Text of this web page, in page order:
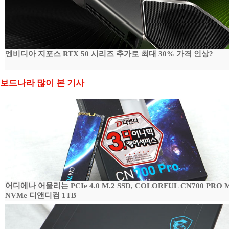
엔비디아 지포스 RTX 50 시리즈 추가로 최대 30% 가격 인상?
보드나라 많이 본 기사
어디에나 어울리는 PCIe 4.0 M.2 SSD, COLORFUL CN700 PRO
NVMe 디앤디컴 1TB